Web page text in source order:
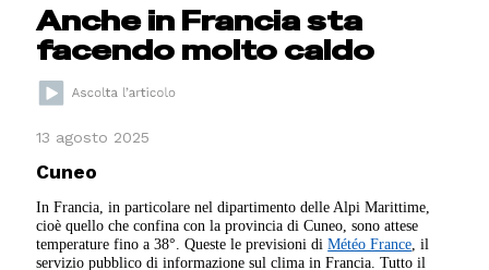
Anche in Francia sta
facendo molto caldo
13 agosto 2025
Cuneo
In Francia, in particolare nel dipartimento delle Alpi Marittime,
cioè quello che confina con la provincia di Cuneo, sono attese
temperature fino a 38°. Queste le previsioni diMétéo France , il
servizio pubblico di informazione sul clima in Francia. Tutto il